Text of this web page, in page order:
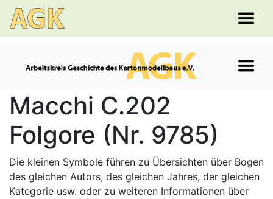
Macchi C.202
Folgore (Nr. 9785)
Die kleinen Symbole führen zu Übersichten über Bogen
des gleichen Autors, des gleichen Jahres, der gleichen
Kategorie usw. oder zu weiteren Informationen über